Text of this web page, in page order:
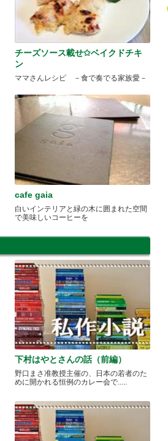
チーズソース載せ✩ベイクドチキ
ン
ママさんレシピ －食で奏でる家族愛－
cafe gaia
白いインテリアと緑の木に囲まれた空間
で美味しいコーヒーを
下村はやとさんの話（前編）
野口まさ准教授主催の、日本の若者のた
めに開かれる恒例のカレー会で.....